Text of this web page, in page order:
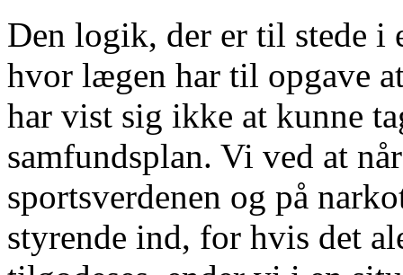
Den logik, der er til stede i
hvor lægen har til opgave
har vist sig ikke at kunne
samfundsplan. Vi ved at
sportsverdenen og på
styrende ind, for hvis det